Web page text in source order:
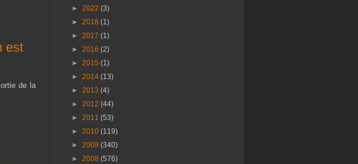
est
de la
► 2022 (3)
► 2018 (1)
► 2017 (1)
► 2016 (2)
► 2015 (1)
► 2014 (13)
► 2013 (4)
► 2012 (44)
► 2011 (53)
► 2010 (119)
► 2009 (340)
► 2008 (576)